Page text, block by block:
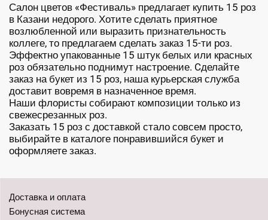
Салон цветов «Фестиваль» предлагает купить 15 роз
в Казани недорого. Хотите сделать приятное
возлюбленной или выразить признательность
коллеге, то предлагаем сделать заказ 15-ти роз.
Эффектно упакованные 15 штук белых или красных
роз обязательно поднимут настроение. Cделайте
заказ на букет из 15 роз, наша курьерская служба
доставит вовремя в назначенное время.
Наши флористы собирают композиции только из
свежесрезанных роз.
Заказать 15 роз с доставкой стало совсем просто,
выбирайте в каталоге понравившийся букет и
оформляете заказ.
Доставка и оплата
Бонусная система